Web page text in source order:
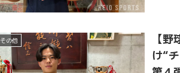
の他
【
け“